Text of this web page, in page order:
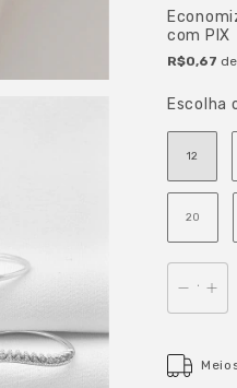
com PIX
R$0,67
Escolha
12
20